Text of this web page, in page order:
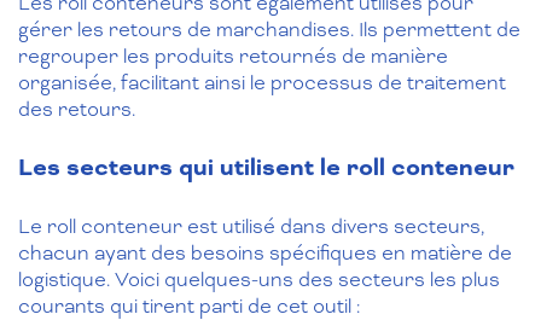
gérer les retours de marchandises. Ils permettent de
regrouper les produits retournés de manière
organisée, facilitant ainsi le processus de traitement
des retours.
Les secteurs qui utilisent le roll conteneur
Le roll conteneur est utilisé dans divers secteurs,
chacun ayant des besoins spécifiques en matière de
logistique. Voici quelques-uns des secteurs les plus
courants qui tirent parti de cet outil :